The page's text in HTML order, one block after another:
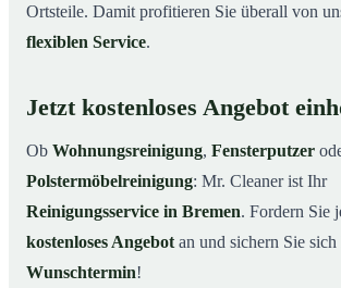
Ortsteile. Damit profitieren Sie überall von
flexiblen Service.
Jetzt kostenloses Angebot
Ob Wohnungsreinigung, Fensterputzer
Polstermöbelreinigung: Mr. Cleaner ist Ihr
Reinigungsservice in Bremen. Fordern Sie
kostenloses Angebot an und sichern Sie sich
Wunschtermin!